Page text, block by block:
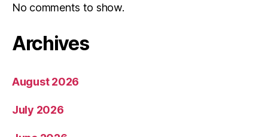
No comments to show.
Archives
August 2026
July 2026